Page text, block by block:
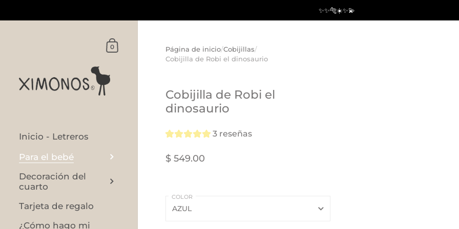
✨✨🐅☀️✨💫
Carrito
0
Inicio - Letreros
Para el bebé
Decoración del
cuarto
Tarjeta de regalo
¿Cómo hago mi
Página de inicio/Cobijillas/
Cobijilla de Robi el dinosaurio
Cobijilla de Robi el
dinosaurio
3 reseñas
$ 549.00
COLOR